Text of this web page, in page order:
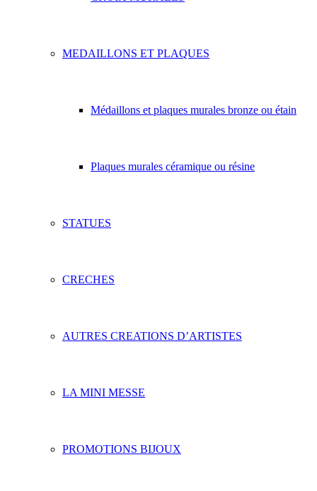
MEDAILLONS ET PLAQUES
Médaillons et plaques murales bronze ou étain
Plaques murales céramique ou résine
STATUES
CRECHES
AUTRES CREATIONS D’ARTISTES
LA MINI MESSE
PROMOTIONS BIJOUX